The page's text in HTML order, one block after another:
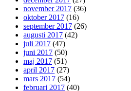
november 2017 (36)
oktober 2017 (16)
september 2017 (26)
augusti 2017 (42)
juli 2017 (47)
juni 2017 (50)
maj 2017 (51)
april 2017 (27)
mars 2017 (54)
februari 2017 (40)